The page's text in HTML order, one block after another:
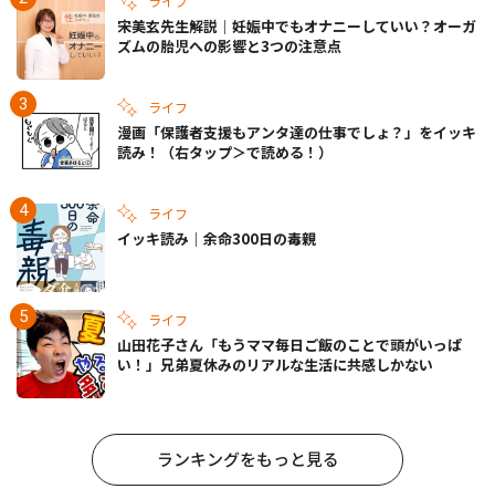
宋美玄先生解説｜妊娠中でもオナニーしていい？オーガ
ズムの胎児への影響と3つの注意点
ライフ
漫画「保護者支援もアンタ達の仕事でしょ？」をイッキ
読み！（右タップ＞で読める！）
ライフ
イッキ読み｜余命300日の毒親
ライフ
山田花子さん「もうママ毎日ご飯のことで頭がいっぱ
い！」兄弟夏休みのリアルな生活に共感しかない
ランキングをもっと見る